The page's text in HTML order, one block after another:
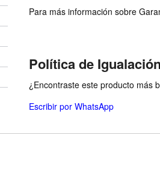
Para más información sobre
Política de
¿Encontraste este producto más
Escribir por WhatsApp